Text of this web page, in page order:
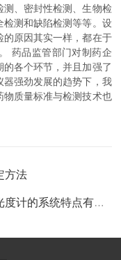
、密封性检测、生物检
检测和缺陷检测等等。设
的原因其实一样，都在于
药品监管部门对制药企
各个环节，并且加强了
器强劲发展的趋势下，我
物质量标准与检测技术也
方法
的系统特点有哪些了